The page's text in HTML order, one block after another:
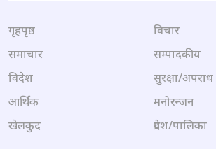
गृहपृष्ठ
समाचार
विदेश
आर्थिक
खेलकुद
विचार
सम्पादकीय
सुरक्षा/अपराध
मनोरन्जन
प्रदेश/पालिका